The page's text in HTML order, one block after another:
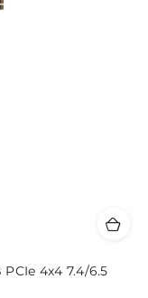
4x4 7.4/6.5